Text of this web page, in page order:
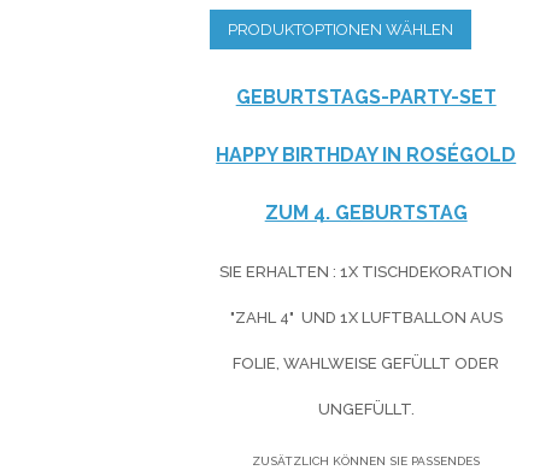
PRODUKTOPTIONEN WÄHLEN
GEBURTSTAGS-PARTY-SET
HAPPY BIRTHDAY IN ROSÉGOLD
ZUM 4. GEBURTSTAG
SIE ERHALTEN : 1X TISCHDEKORATION
"ZAHL 4" UND 1X LUFTBALLON AUS
FOLIE, WAHLWEISE GEFÜLLT ODER
UNGEFÜLLT.
ZUSÄTZLICH KÖNNEN SIE PASSENDES